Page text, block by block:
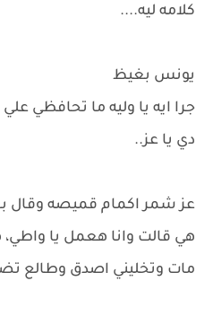
كلامه ليه....
يونس بغيظ
جرا ايه يا وليه ما تحافظي
دي يا عز..
عز شمر اكمام قميصه
هي قالت وانا هعمل يا واطي،
مات وتخليني اصدق وطالع